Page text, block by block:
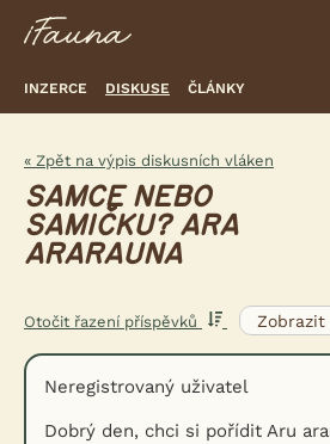
INZERCE DISKUSE ČLÁNKY
« Zpět na výpis diskusních vláken
SAMCE NEBO
SAMIČKU? ARA
ARARAUNA
Otočit řazení příspěvků
Neregistrovaný uživatel
Dobrý den, chci si pořídit Aru